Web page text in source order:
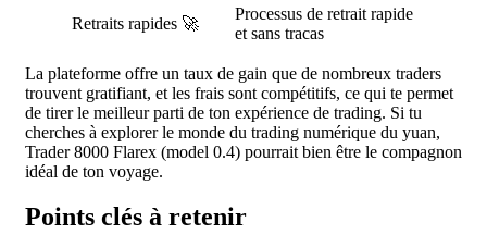
Retraits rapides 🚀
Processus de retrait rapide
et sans tracas
La plateforme offre un taux de gain que de nombreux traders
trouvent gratifiant, et les frais sont compétitifs, ce qui te permet
de tirer le meilleur parti de ton expérience de trading. Si tu
cherches à explorer le monde du trading numérique du yuan,
Trader 8000 Flarex (model 0.4) pourrait bien être le compagnon
idéal de ton voyage.
Points clés à retenir